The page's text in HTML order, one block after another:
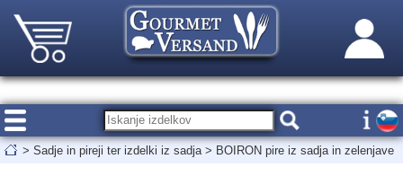
> Sadje in pireji ter izdelki iz sadja > BOIRON pire iz sadja in zelenjave